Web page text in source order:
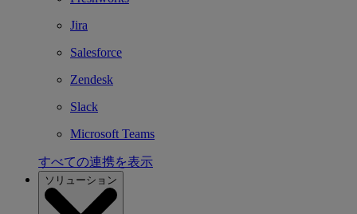
Jira
Salesforce
Zendesk
Slack
Microsoft Teams
すべての連携を表示
ソリューション